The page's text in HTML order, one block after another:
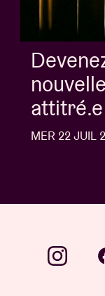
Album
Ngonda
MER 1 JUIL